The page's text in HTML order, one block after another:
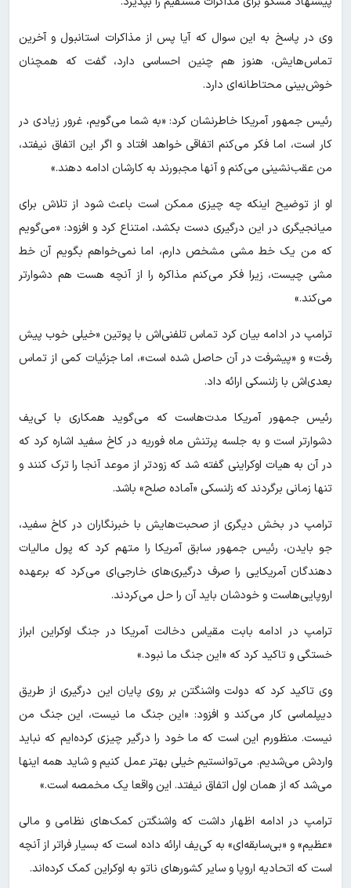
وی در پاسخ به این سوال که آیا پس از مذاکرات استانبول و آخرین
تماس‌هایش، هنوز هم چنین احساسی دارد، گفت که همچنان
خوش‌بینی محتاطانه‌ای دارد.
رئیس جمهور آمریکا خاطرنشان کرد: «به شما می‌گویم، غرور زیادی در
کار است، اما فکر می‌کنم اتفاقی خواهد افتاد و اگر این اتفاق نیفتد،
من عقب‌نشینی می‌کنم و آنها مجبورند به کارشان ادامه دهند.»
او از توضیح اینکه چه چیزی ممکن است باعث شود از تلاش برای
میانجیگری در این درگیری دست بکشد، امتناع کرد و افزود: «می‌گویم
که من یک خط مشی مشخص دارم، اما نمی‌خواهم بگویم آن خط
مشی چیست، زیرا فکر می‌کنم مذاکره را از آنچه هست هم دشوارتر
می‌کند.»
ترامپ در ادامه بیان کرد تماس تلفنی‌اش با پوتین «خیلی خوب پیش
رفت» و «پیشرفت در آن حاصل شده است»، اما جزئیات کمی از تماس
بعدی‌اش با زلنسکی ارائه داد.
رئیس جمهور آمریکا مدت‌هاست که می‌گوید همکاری با کی‌یف
دشوارتر است و به جلسه‌ پرتنش ماه فوریه در کاخ سفید اشاره کرد که
در آن به هیات اوکراینی گفته شد که زودتر از موعد آنجا را ترک کنند و
تنها زمانی برگردند که زلنسکی «آماده صلح» باشد.
ترامپ در بخش دیگری از صحبت‌هایش با خبرنگاران در کاخ سفید،
جو بایدن، رئیس جمهور سابق آمریکا را متهم کرد که پول مالیات
دهندگان آمریکایی را صرف درگیری‌های خارجی‌ای می‌کرد که برعهده
اروپایی‌هاست و خودشان باید آن را حل می‌کردند.
ترامپ در ادامه بابت مقیاس دخالت آمریکا در جنگ اوکراین ابراز
خستگی و تاکید کرد که «این جنگ ما نبود.»
وی تاکید کرد که دولت واشنگتن بر روی پایان این درگیری از طریق
دیپلماسی کار می‌کند و افزود: «این جنگ ما نیست، این جنگ من
نیست. منظورم این است که ما خود را درگیر چیزی کرده‌ایم که نباید
واردش می‌شدیم. می‌توانستیم خیلی بهتر عمل کنیم و شاید همه اینها
می‌شد که از همان اول اتفاق نیفتد. این واقعا یک مخمصه است.»
ترامپ در ادامه اظهار داشت که واشنگتن کمک‌های نظامی و مالی
«عظیم» و «بی‌سابقه‌ای» به کی‌یف ارائه داده است که بسیار فراتر از آنچه
است که اتحادیه اروپا و سایر کشورهای ناتو به اوکراین کمک کرده‌اند.